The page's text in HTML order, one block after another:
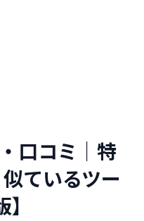
口コミ｜特
ているツー